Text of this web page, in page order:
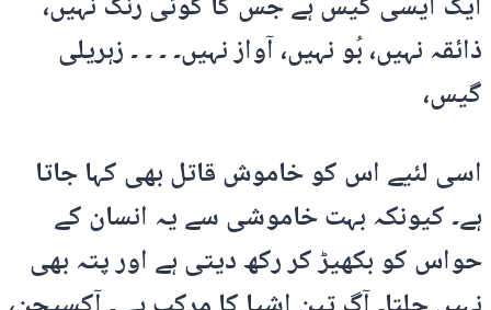
ذائقہ نہیں، بُو نہیں، آواز نہیں۔ ۔ ۔ ۔ زہریلی
گیس،
اسی لئیے اس کو خاموش قاتل بھی کہا جاتا
ہے۔ کیونکہ بہت خاموشی سے یہ انسان کے
حواس کو بکھیڑ کر رکھ دیتی ہے اور پتہ بھی